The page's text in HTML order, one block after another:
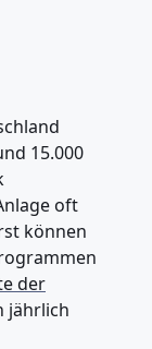
15.000
oft
können
der
jährlich